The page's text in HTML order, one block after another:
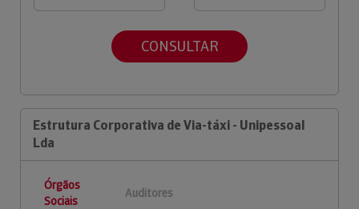
CONSULTAR
Estrutura Corporativa de Via-táxi - Unipessoal
Lda
Órgãos
Sociais
Auditores